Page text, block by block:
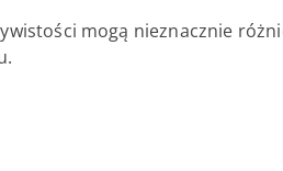
mogą nieznacznie